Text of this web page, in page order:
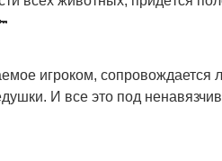
игроком, сопровождается
И все это под